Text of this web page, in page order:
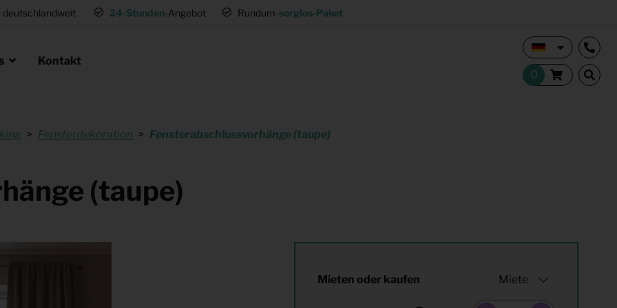
deutschlandweit 24-Stunden-Angebot Rundum-sorglos-Paket
Kontakt
als Profi
Mietmöbel für Expat Mitarbeiter
Einrichtung für (Fernseh) Produktion Shop
Fensterdekoration Fensterabschlussvorhänge (taupe)
(taupe)
Mieten oder kaufen